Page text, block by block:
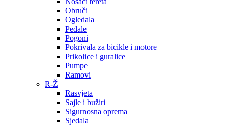
Obruči
Ogledala
Pedale
Pogoni
Pokrivala za bicikle i motore
Prikolice i guralice
Pumpe
Ramovi
R-Ž
Rasvjeta
Sajle i bužiri
Sigurnosna oprema
Sjedala